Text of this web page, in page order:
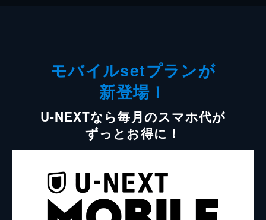
モバイルsetプランが
新登場！
U-NEXTなら毎月のスマホ代が
ずっとお得に！